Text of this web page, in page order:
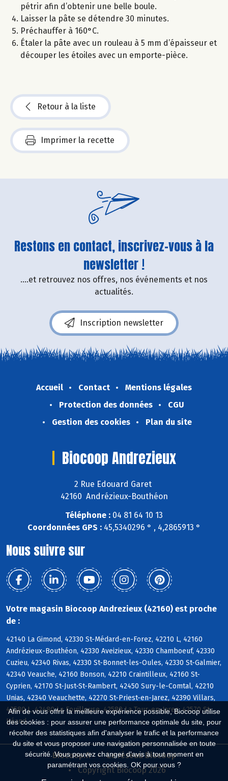
Afin de vous offrir la meilleure expérience possible, Biocoop utilise
des cookies : pour assurer une performance optimale du site, pour
récolter des statistiques afin d'analyser le trafic et la performance
du site et vous proposer une navigation personnalisée en toute
sécurité. Vous pouvez changer d'avis à tout moment en
paramétrant vos cookies. OK pour vous ?
pétrir afin d’obtenir une belle boule.
Laisser la pâte se détendre 30 minutes.
Préchauffer à 160°C.
Étaler la pâte avec un rouleau à 5 mm d’épaisseur et
découper les étoiles avec un emporte-pièce.
Retour à la liste
Imprimer la recette
Restons en contact, inscrivez-vous à la
newsletter !
....et retrouvez nos offres, nos événements et nos
actualités.
Inscription newsletter
Accueil Contact
Mentions légales
Protection des données
CGU
Gestion des cookies
Plan du site
Biocoop Andrezieux
2 Rue Edouard Garet
42160 Andrézieux-Bouthéon
Téléphone : 04 81 64 10 13
Coordonnées GPS : 45,5340296 ° , 4,2865913 °
Nous suivre sur
Votre magasin Biocoop Andrezieux (42160) est proche
de :
42140 La Gimond, 42330 St-Médard-en-Forez, 42210 L, 42160
Andrézieux-Bouthéon, 42330 Aveizieux, 42330 Chamboeuf, 42330
Cuzieu, 42340 Rivas, 42330 St-Bonnet-les-Oules, 42330 St-Galmier,
42340 Veauche, 42160 Bonson, 42210 Craintilleux, 42160 St-
Cyprien, 42170 St-Just-St-Rambert, 42450 Sury-le-Comtal, 42210
Unias, 42340 Veauchette, 42270 St-Priest-en-Jarez, 42390 Villars,
42580 L, 42480 La Fouillouse, 42580 La Tour-en-Jarez, 42570 St-
Héand
Biocoop.fr
Le réseau Biocoop
Copyright Biocoop 2026